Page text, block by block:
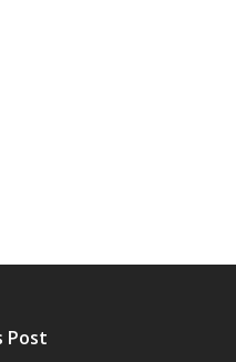
Post